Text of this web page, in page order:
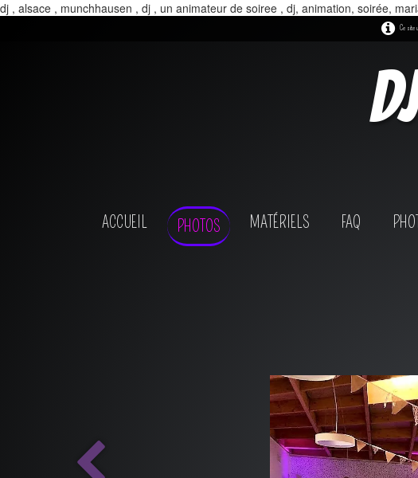
dj , alsace , munchhausen , dj , un animateur de soiree , dj, animation, soirée,
Ce site
ACCUEIL PHOTOS MATÉRIELS FAQ